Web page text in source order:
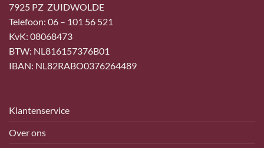
7925 PZ ZUIDWOLDE
Telefoon: 06 – 101 56 521
KvK: 08068473
BTW: NL816157376B01
IBAN: NL82RABO0376264489
Klantenservice
Over ons